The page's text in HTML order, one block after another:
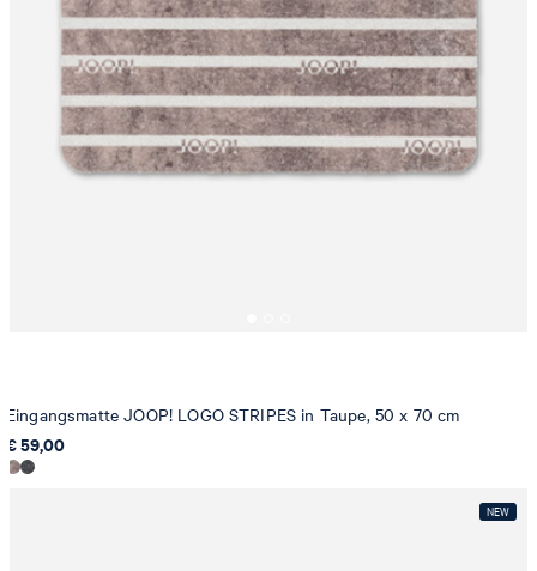
Eingangsmatte JOOP! LOGO STRIPES in Taupe, 50 x 70 cm
€ 59,00